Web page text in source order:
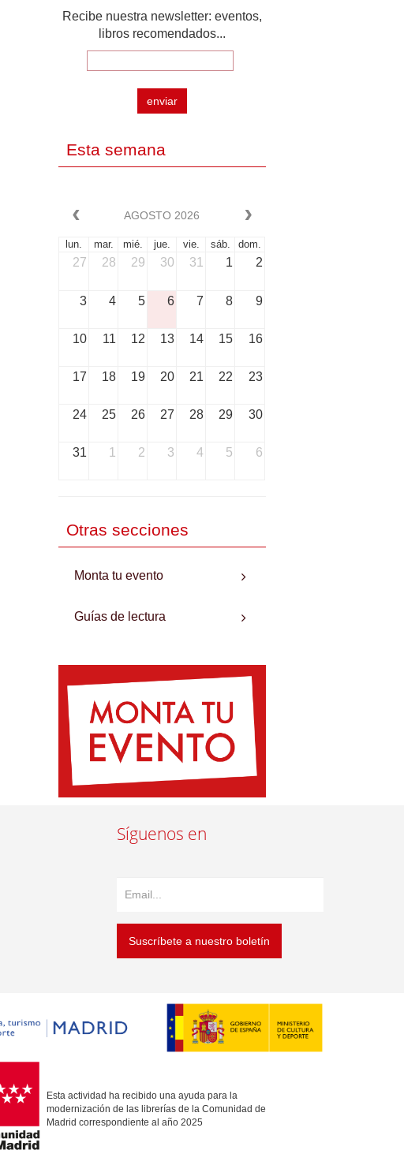
Recibe nuestra newsletter: eventos,
libros recomendados...
enviar
Esta semana
AGOSTO 2026
lun. mar. mié. jue. vie. sáb. dom.
27 28 29 30 31 1 2
3 4 5 6 7 8 9
10 11 12 13 14 15 16
17 18 19 20 21 22 23
24 25 26 27 28 29 30
31 1 2 3 4 5 6
Otras secciones
Monta tu evento
Guías de lectura
Síguenos en
Suscríbete a nuestro boletín
Esta actividad ha recibido una ayuda para la
modernización de las librerías de la Comunidad de
Madrid correspondiente al año 2025